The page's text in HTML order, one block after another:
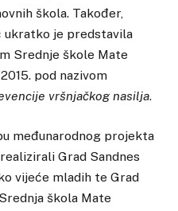
škola. Također,
ukratko je predstavila
Srednje škole Mate
pod nazivom
vršnjačkog nasilja.
međunarodnog projekta
Grad Sandnes
vijeće mladih te Grad
škola Mate